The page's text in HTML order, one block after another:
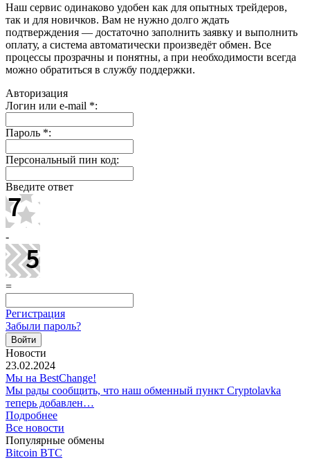
Наш сервис одинаково удобен как для опытных трейдеров,
так и для новичков. Вам не нужно долго ждать
подтверждения — достаточно заполнить заявку и выполнить
оплату, а система автоматически произведёт обмен. Все
процессы прозрачны и понятны, а при необходимости всегда
можно обратиться в службу поддержки.
Авторизация
Логин или e-mail *:
Пароль *:
Персональный пин код:
Введите ответ
-
=
Регистрация
Забыли пароль?
Новости
23.02.2024
Мы на BestChange!
Мы рады сообщить, что наш обменный пункт Cryptolavka
теперь добавлен…
Подробнее
Все новости
Популярные обмены
Bitcoin BTC